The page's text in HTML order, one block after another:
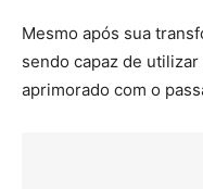
Mesmo após sua
sendo capaz de
aprimorado com o